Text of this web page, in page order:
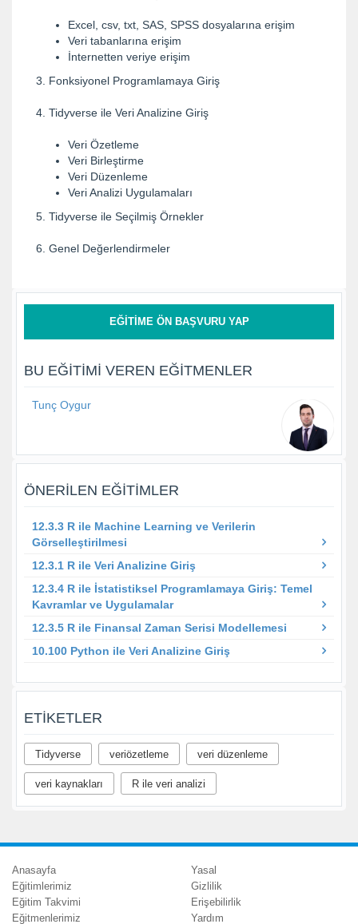
Excel, csv, txt, SAS, SPSS dosyalarına erişim
Veri tabanlarına erişim
İnternetten veriye erişim
3. Fonksiyonel Programlamaya Giriş
4. Tidyverse ile Veri Analizine Giriş
Veri Özetleme
Veri Birleştirme
Veri Düzenleme
Veri Analizi Uygulamaları
5. Tidyverse ile Seçilmiş Örnekler
6. Genel Değerlendirmeler
EĞITIME ÖN BAŞVURU YAP
BU EĞITIMI VEREN EĞITMENLER
Tunç Oygur
ÖNERILEN EĞITIMLER
12.3.3 R ile Machine Learning ve Verilerin
Görselleştirilmesi
12.3.1 R ile Veri Analizine Giriş
12.3.4 R ile İstatistiksel Programlamaya Giriş: Temel
Kavramlar ve Uygulamalar
12.3.5 R ile Finansal Zaman Serisi Modellemesi
10.100 Python ile Veri Analizine Giriş
ETIKETLER
Tidyverse veriözetleme veri düzenleme
veri kaynakları R ile veri analizi
Anasayfa
Eğitimlerimiz
Eğitim Takvimi
Eğitmenlerimiz
Yasal
Gizlilik
Erişebilirlik
Yardım